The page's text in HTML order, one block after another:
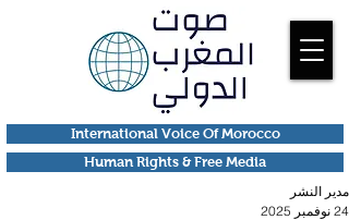
Human Rights & Free Media
International Voice Of Morocco
مدير النشر
24 نوفمبر 2025